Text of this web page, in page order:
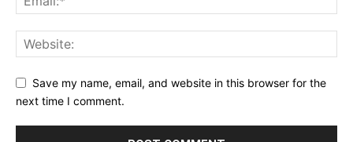
Save my name, email, and website in this browser for the
next time I comment.